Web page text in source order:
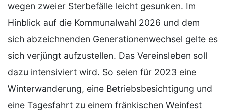
wegen zweier Sterbefälle leicht gesunken. Im
Hinblick auf die Kommunalwahl 2026 und dem
sich abzeichnenden Generationenwechsel gelte es
sich verjüngt aufzustellen. Das Vereinsleben soll
dazu intensiviert wird. So seien für 2023 eine
Winterwanderung, eine Betriebsbesichtigung und
eine Tagesfahrt zu einem fränkischen Weinfest